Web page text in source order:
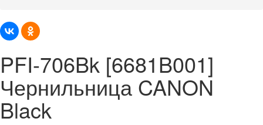
PFI-706Bk [6681B001]
Чернильница CANON
Black